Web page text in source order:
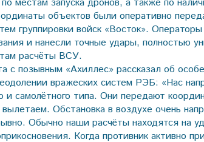
объектов были оперативно
группировки войск «Восток».
и нанесли точные удары, полностью
расчёты ВСУ.
с позывным «Ахиллес» рассказал об
вражеских систем РЭБ: «Нас
и самолётного типа. Они передают
Обстановка в воздухе очень
Обычно наши расчёты находятся на
Когда противник активно